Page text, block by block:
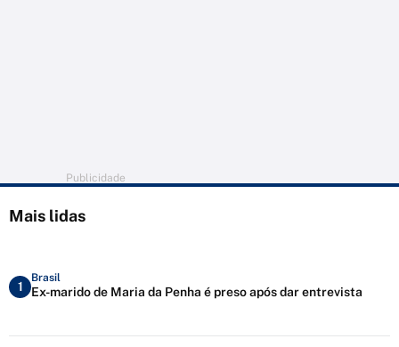
Publicidade
Mais lidas
1
Brasil
Ex-marido de Maria da Penha é preso após dar entrevista